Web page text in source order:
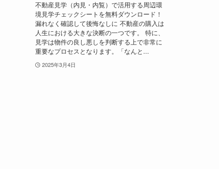
不動産見学（内見・内覧）で活用する周辺環
境見学チェックシートを無料ダウンロード！
漏れなく確認して後悔なしに 不動産の購入は
人生における大きな決断の一つです。 特に、
見学は物件の良し悪しを判断する上で非常に
重要なプロセスとなります。「なんと...
2025年3月4日